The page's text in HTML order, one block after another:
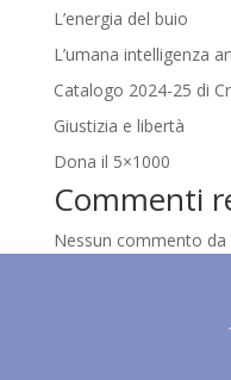
L’energia del buio
L’umana intelligenza
Catalogo 2024-25 di
Giustizia e libertà
Dona il 5×1000
Commenti
Nessun commento